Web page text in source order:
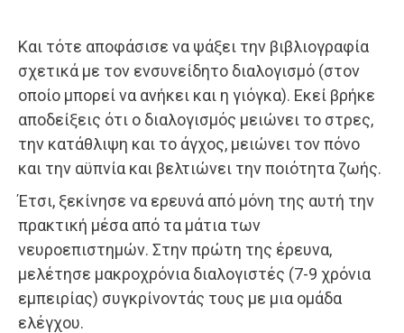
Και τότε αποφάσισε να ψάξει την βιβλιογραφία
σχετικά με τον ενσυνείδητο διαλογισμό (στον
οποίο μπορεί να ανήκει και η γιόγκα). Εκεί βρήκε
αποδείξεις ότι ο διαλογισμός μειώνει το στρες,
την κατάθλιψη και το άγχος, μειώνει τον πόνο
και την αϋπνία και βελτιώνει την ποιότητα ζωής.
Έτσι, ξεκίνησε να ερευνά από μόνη της αυτή την
πρακτική μέσα από τα μάτια των
νευροεπιστημών. Στην πρώτη της έρευνα,
μελέτησε μακροχρόνια διαλογιστές (7-9 χρόνια
εμπειρίας) συγκρίνοντάς τους με μια ομάδα
ελέγχου.